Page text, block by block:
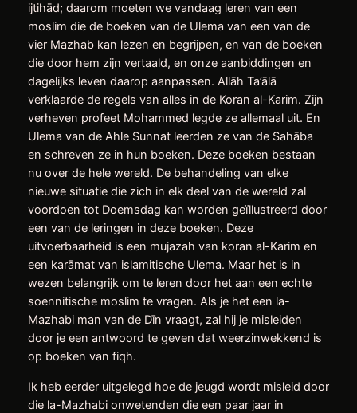
ijtihād; daarom moeten we vandaag leren van een
moslim die de boeken van de Ulema van een van de
vier Mazhab kan lezen en begrijpen, en van de boeken
die door hem zijn vertaald, en onze aanbiddingen en
dagelijks leven daarop aanpassen. Allāh Ta’ālā
verklaarde de regels van alles in de Koran al-Karim. Zijn
verheven profeet Mohammed legde ze allemaal uit. En
Ulema van de Ahle Sunnat leerden ze van de Sahāba
en schreven ze in hun boeken. Deze boeken bestaan
nu over de hele wereld. De behandeling van elke
nieuwe situatie die zich in elk deel van de wereld zal
voordoen tot Doemsdag kan worden geïllustreerd door
een van de leringen in deze boeken. Deze
uitvoerbaarheid is een mujazah van koran al-Karim en
een karāmat van islamitische Ulema. Maar het is in
wezen belangrijk om te leren door het aan een echte
soennitische moslim te vragen. Als je het een la-
Mazhabi man van de Dīn vraagt, zal hij je misleiden
door je een antwoord te geven dat weerzinwekkend is
op boeken van fiqh.
Ik heb eerder uitgelegd hoe de jeugd wordt misleid door
die la-Mazhabi onwetenden die een paar jaar in